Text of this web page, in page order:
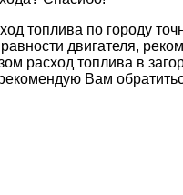
топлива по городу
двигателя,
расход топлива в
Вам